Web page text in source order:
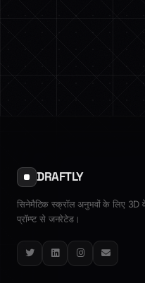
DRAFTLY
सिनेमैटिक स्क्रॉल अनुभवों के लिए 3D
प्रॉम्प्ट से जनरेटेड।
TwitterLinkedInInstagram
Email